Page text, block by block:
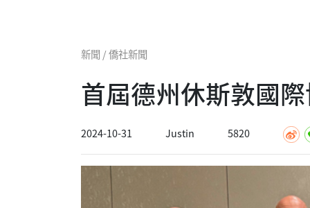
新聞 / 僑社新聞
首屆德州休斯敦國
2024-10-31 Justin 5820